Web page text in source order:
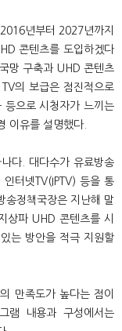
년부터 2027년까지
콘텐츠를 도입하겠다
망 구축과 UHD 콘텐츠
의 보급은 점진적으로
등으로 시청자가 느끼는
이유를 설명했다.
다. 대다수가 유료방송
터넷TV(IPTV) 등을 통
송정책국장은 지난해 말
상파 UHD 콘텐츠를 시
는 방안을 적극 지원할
만족도가 높다는 점이
램 내용과 구성에서는